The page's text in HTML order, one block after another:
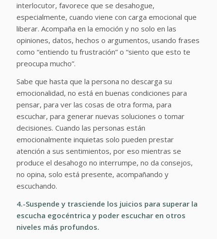
interlocutor, favorece que se desahogue,
especialmente, cuando viene con carga emocional que
liberar. Acompaña en la emoción y no solo en las
opiniones, datos, hechos o argumentos, usando frases
como “entiendo tu frustración” o “siento que esto te
preocupa mucho”.
Sabe que hasta que la persona no descarga su
emocionalidad, no está en buenas condiciones para
pensar, para ver las cosas de otra forma, para
escuchar, para generar nuevas soluciones o tomar
decisiones. Cuando las personas están
emocionalmente inquietas solo pueden prestar
atención a sus sentimientos, por eso mientras se
produce el desahogo no interrumpe, no da consejos,
no opina, solo está presente, acompañando y
escuchando.
4.-Suspende y trasciende los juicios para superar la
escucha egocéntrica y poder escuchar en otros
niveles más profundos.